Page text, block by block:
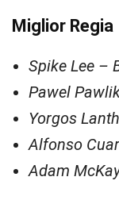
Miglior Regia
Spike Lee –
Pawel
Yorgos
Alfonso
Adam